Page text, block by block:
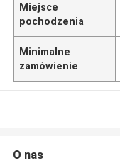
Miejsce
pochodzenia
Minimalne
zamówienie
O nas